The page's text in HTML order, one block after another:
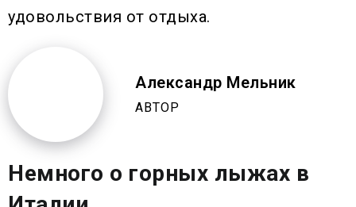
удовольствия от отдыха.
Александр Мельник
АВТОР
Немного о горных лыжах в